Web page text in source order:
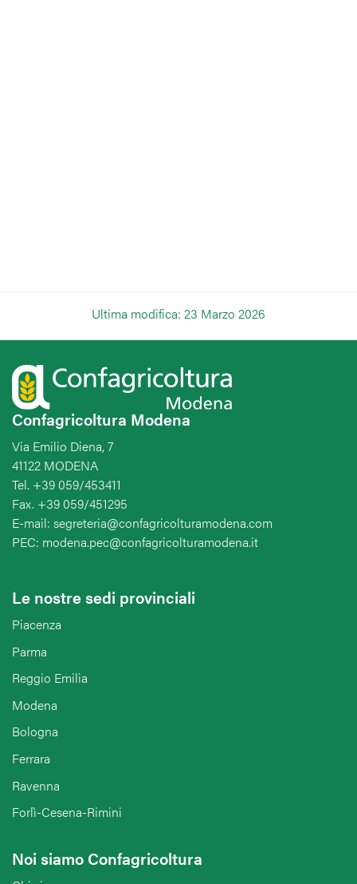
Ultima modifica: 23 Marzo 2026
Confagricoltura Modena
Via Emilio Diena, 7
41122 MODENA
Tel. +39 059/453411
Fax. +39 059/451295
E-mail: segreteria@confagricolturamodena.com
PEC: modena.pec@confagricolturamodena.it
Le nostre sedi provinciali
Piacenza
Parma
Reggio Emilia
Modena
Bologna
Ferrara
Ravenna
Forlì-Cesena-Rimini
Noi siamo Confagricoltura